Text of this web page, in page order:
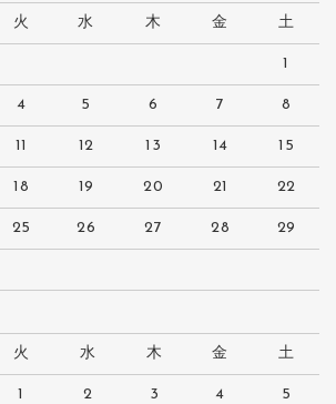
火 水 木 金 土
1
4 5 6 7 8
11 12 13 14 15
18 19 20 21 22
25 26 27 28 29
火 水 木 金 土
1 2 3 4 5